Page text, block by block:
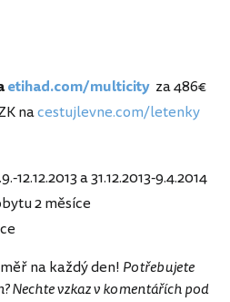
etihad.com/multicity za 486€
nacestujlevne.com/letenky
a 31.12.2013-9.4.2014
2 měsíce
na každý den! Potřebujete
Nechte vzkaz v komentářích pod